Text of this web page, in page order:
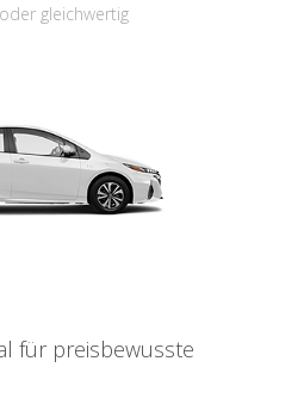
gleichwertig
für preisbewusste